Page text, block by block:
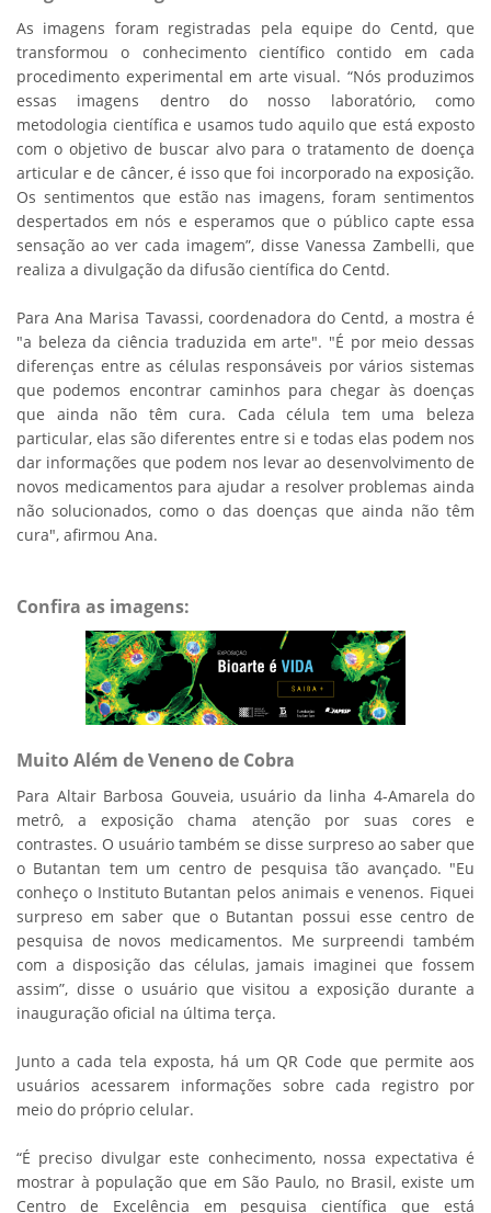
As imagens foram registradas pela equipe do Centd, que
transformou o conhecimento científico contido em cada
procedimento experimental em arte visual. “Nós produzimos
essas imagens dentro do nosso laboratório, como
metodologia científica e usamos tudo aquilo que está exposto
com o objetivo de buscar alvo para o tratamento de doença
articular e de câncer, é isso que foi incorporado na exposição.
Os sentimentos que estão nas imagens, foram sentimentos
despertados em nós e esperamos que o público capte essa
sensação ao ver cada imagem”, disse Vanessa Zambelli, que
realiza a divulgação da difusão científica do Centd.
Para Ana Marisa Tavassi, coordenadora do Centd, a mostra é
"a beleza da ciência traduzida em arte". "É por meio dessas
diferenças entre as células responsáveis por vários sistemas
que podemos encontrar caminhos para chegar às doenças
que ainda não têm cura. Cada célula tem uma beleza
particular, elas são diferentes entre si e todas elas podem nos
dar informações que podem nos levar ao desenvolvimento de
novos medicamentos para ajudar a resolver problemas ainda
não solucionados, como o das doenças que ainda não têm
cura", afirmou Ana.
Confira as imagens:
Muito Além de Veneno de Cobra
Para Altair Barbosa Gouveia, usuário da linha 4-Amarela do
metrô, a exposição chama atenção por suas cores e
contrastes. O usuário também se disse surpreso ao saber que
o Butantan tem um centro de pesquisa tão avançado. "Eu
conheço o Instituto Butantan pelos animais e venenos. Fiquei
surpreso em saber que o Butantan possui esse centro de
pesquisa de novos medicamentos. Me surpreendi também
com a disposição das células, jamais imaginei que fossem
assim”, disse o usuário que visitou a exposição durante a
inauguração oficial na última terça.
Junto a cada tela exposta, há um QR Code que permite aos
usuários acessarem informações sobre cada registro por
meio do próprio celular.
“É preciso divulgar este conhecimento, nossa expectativa é
mostrar à população que em São Paulo, no Brasil, existe um
Centro de Excelência em pesquisa científica que está